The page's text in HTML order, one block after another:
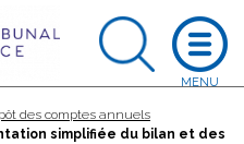
des comptes annuels
simplifiée du bilan et des